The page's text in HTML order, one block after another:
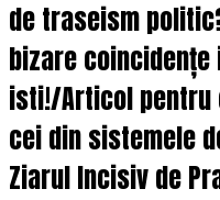
de traseism
bizare
isti!/Articol pentru
cei din sistemele
Ziarul Incisiv de